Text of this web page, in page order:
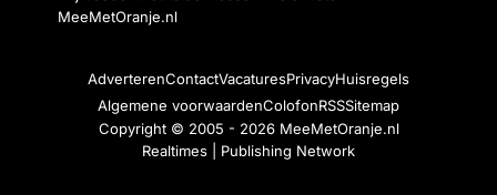
MeeMetOranje.nl
AdverterenContactVacaturesPrivacyHuisregels
Algemene voorwaardenColofonRSSSitemap
Copyright © 2005 - 2026 MeeMetOranje.nl
Realtimes | Publishing Network